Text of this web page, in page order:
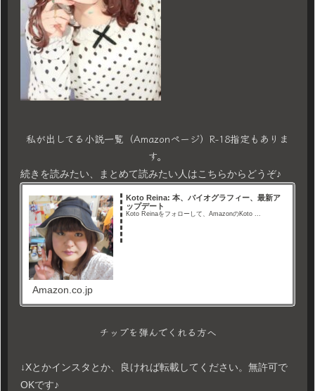
私が出してる小説一覧（Amazonページ）R-18指定もありま
す。
続きを読みたい、まとめて読みたい人はこちらからどうぞ♪
Koto Reina: 本、バイオグラフィー、最新ア
ップデート
Koto Reinaをフォローして、AmazonのKoto ...
Amazon.co.jp
チップを弾んでくれる方へ
↓Xとかインスタとか、良ければ転載してください。無許可で
OKです♪